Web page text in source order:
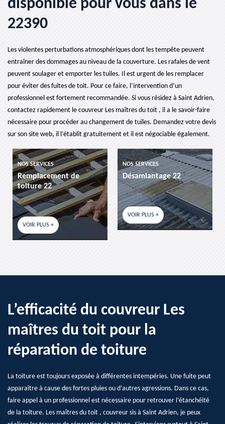
disponible pour vous dans le
22390
Les violentes perturbations atmosphériques dont les tempête peuvent
entraîner des dommages au niveau de la couverture. Les rafales de vent
peuvent soulager et emporter les tuiles. Il est urgent de les remplacer
pour éviter des fuites de toit. Pour ce faire, l’intervention d’un
professionnel est fortement recommandée. Si vous résidez à Saint Adrien,
contactez rapidement le couvreur Les maîtres du toit , il a le savoir-faire
nécessaire pour procéder au changement de tuiles. Demandez votre devis
sur son site web, il l’établit gratuitement et il est négociable également.
NOS SERVICES
Remplacement de
toiture 22
VOIR PLUS +
NOS SERVICES
Désamiantage 22
VOIR PLUS +
L’efficacité du couvreur Les
maîtres du toit pour la
réparation de toiture
La toiture est toujours exposée à différentes intempéries. Une fuite peut
apparaître à cause des fortes pluies ou d’autres agressions. Dans ce cas,
faire appel à un professionnel est nécessaire pour retrouver l’étanchéité
de la toiture. Les maîtres du toit , couvreur sis à Saint Adrien, je peux